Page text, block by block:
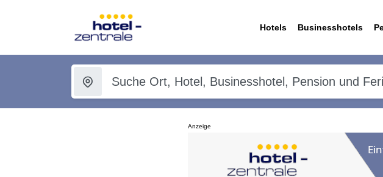
Hotels Businesshotels
Anzeige